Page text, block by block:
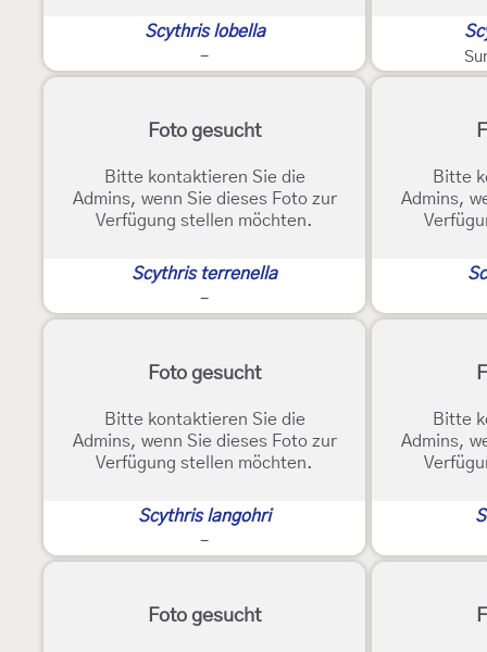
Scythris lobella
-
Foto gesucht
Bitte kontaktieren Sie die
Admins, wenn Sie dieses Foto zur
Verfügung stellen möchten.
Scythris terrenella
-
Bitte
Admins,
Foto gesucht
Bitte kontaktieren Sie die
Admins, wenn Sie dieses Foto zur
Verfügung stellen möchten.
Scythris langohri
-
Bitte
Admins,
Foto gesucht